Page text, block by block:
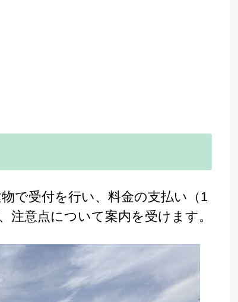
で受付を行い、料金の支払い（1
注意点について案内を受けます。